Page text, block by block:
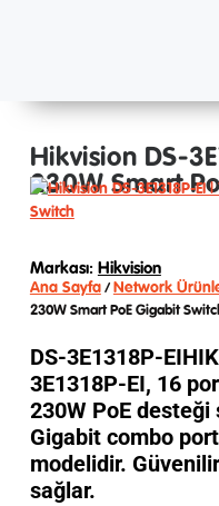
Hikvision DS-
230W Smart
Markası: Hikvision
Ana Sayfa/Network
230W Smart PoE Gigabit
DS-3E1318P-
3E1318P-EI, 16
230W PoE
Gigabit combo
modelidir.
sağlar.